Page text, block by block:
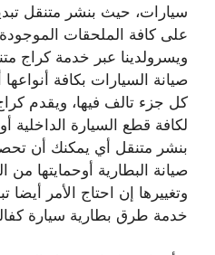
سيارات، حيث بنشر متنقل
على كافة الملحقات
ويسرولدينا عبر خدمة كراج
صيانة السيارات بكافة
كل جزء تالف فيها، ويقدم
لكافة قطع السيارة الداخلية
بنشر متنقل أي يمكنك أن
صيانة البطارية أوحمايتها من
وتغييرها إن احتاج الأمر أيضا
خدمة طرق بطارية سيارة كفالة 3 سنوات